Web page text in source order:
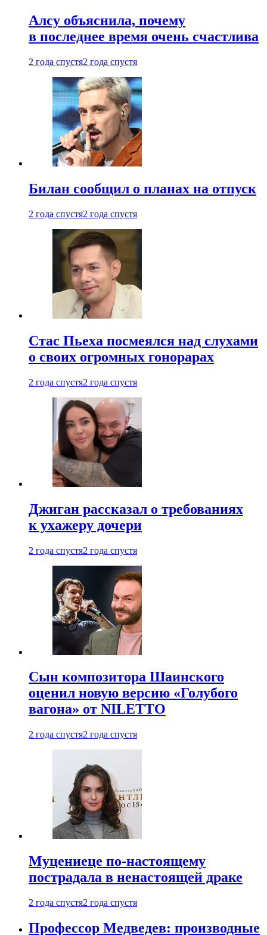
Алсу объяснила, почему
в последнее время очень счастлива
2 года спустя2 года спустя
Билан сообщил о планах на отпуск
2 года спустя2 года спустя
Стас Пьеха посмеялся над слухами
о своих огромных гонорарах
2 года спустя2 года спустя
Джиган рассказал о требованиях
к ухажеру дочери
2 года спустя2 года спустя
Сын композитора Шаинского
оценил новую версию «Голубого
вагона» от NILETTO
2 года спустя2 года спустя
Муцениеце по-настоящему
пострадала в ненастоящей драке
2 года спустя2 года спустя
Профессор Медведев: производные